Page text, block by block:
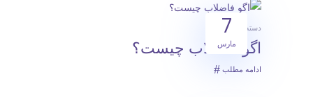
7
مارس
دسته‌بندی نشده
اگو فاضلاب چیست؟
ادامه مطلب